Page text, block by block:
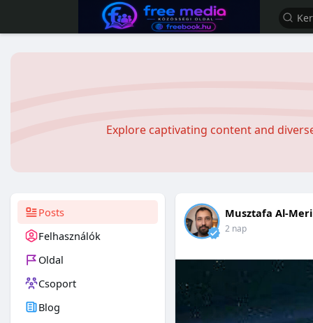
Explore captivating content and
Posts
Felhasználók
Oldal
Csoport
Blog
Musztafa Al-Meri
2 nap